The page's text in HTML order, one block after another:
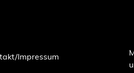
Impressum